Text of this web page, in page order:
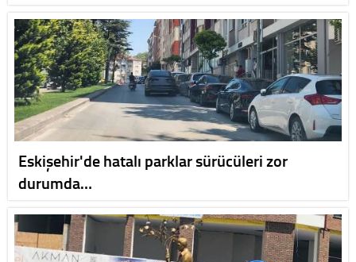
Eskişehir'de hatalı parklar sürücüleri zor
durumda…